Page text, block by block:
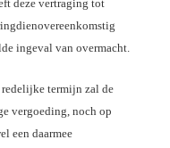
deze vertraging tot
ingeval van overmacht.
termijn zal de
vergoeding, noch op
een daarmee